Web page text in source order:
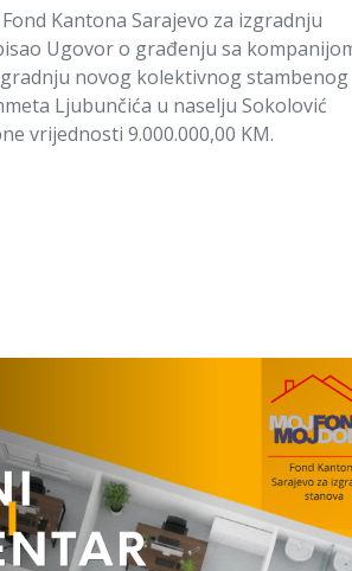
Kantona Sarajevo za izgradnju
Ugovor o građenju sa
novog kolektivnog stambenog
Ljubunčića u naselju Sokolović
vrijednosti 9.000.000,00 KM.